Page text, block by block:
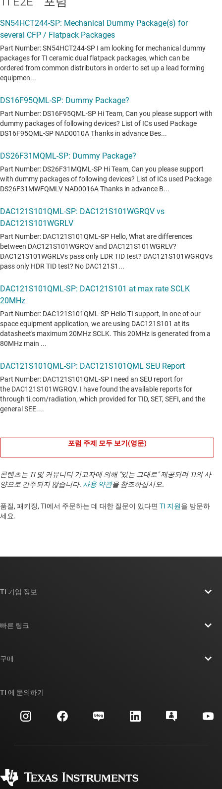
포럼 주제 모두 보기(영문)
콘텐츠는 TI 및 커뮤니티 기고자에 의해 "있는 그대로" 제공되며 TI의 사
양으로 간주되지 않습니다. 사용 약관을 참조하십시오.
품질, 패키징, TI에서 주문하는 데 대한 질문이 있다면 TI 지원을 방문하
세요. ​​​​​​​​​​​​​​
TI 기업 정보
투자 관계
제조
빠른 링크
대체품 검색
고객 지원 센터
myTI 계정 FAQ
구매
주문 FAQ
TI 에 문의하기